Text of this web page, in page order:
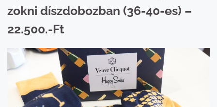
zokni díszdobozban (36-40-es) –
22.500.-Ft